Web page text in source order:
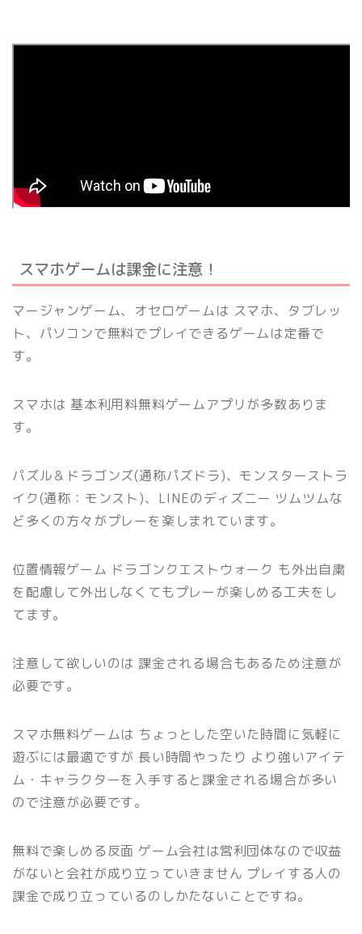
スマホゲームは課金に注意！
マージャンゲーム、オセロゲームは スマホ、タブレッ
ト、パソコンで無料でプレイできるゲームは定番で
す。
スマホは 基本利用料無料ゲームアプリが多数ありま
す。
パズル＆ドラゴンズ(通称パズドラ)、モンスターストラ
イク(通称：モンスト)、LINEのディズニー ツムツムな
ど多くの方々がプレーを楽しまれています。
位置情報ゲーム ドラゴンクエストウォーク も外出自粛
を配慮して外出しなくてもプレーが楽しめる工夫をし
てます。
注意して欲しいのは 課金される場合もあるため注意が
必要です。
スマホ無料ゲームは ちょっとした空いた時間に気軽に
遊ぶには最適ですが 長い時間やったり より強いアイテ
ム・キャラクターを入手すると課金される場合が多い
ので注意が必要です。
無料で楽しめる反面 ゲーム会社は営利団体なので収益
がないと会社が成り立っていきません プレイする人の
課金で成り立っているのしかたないことですね。